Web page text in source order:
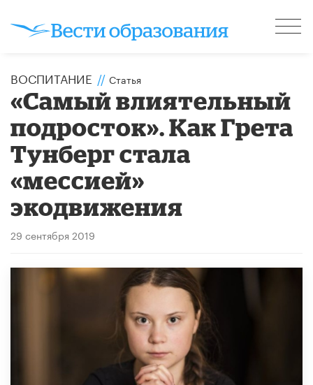
ВОСПИТАНИЕ // Статья
«Самый влиятельный
подросток». Как Грета
Тунберг стала
«мессией»
экодвижения
29 сентября 2019